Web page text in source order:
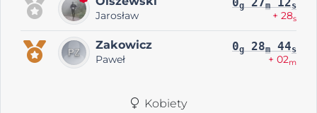
Jarosław
g m s
+ 28s
Zakowicz
Paweł
0g 28m 44s
+ 02m
Kobiety